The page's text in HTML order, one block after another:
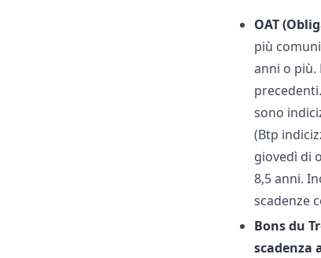
OAT
più
anni o più.
sono
(Btp
giovedì di
8,5 anni.
scadenze
Bons du
scadenza